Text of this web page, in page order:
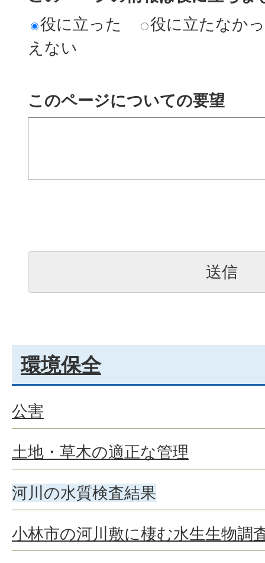
役に立った
役に立たなか
えない
このページについての要望
環境保全
公害
土地・草木の適正な管理
河川の水質検査結果
小林市の河川敷に棲む水生生物調